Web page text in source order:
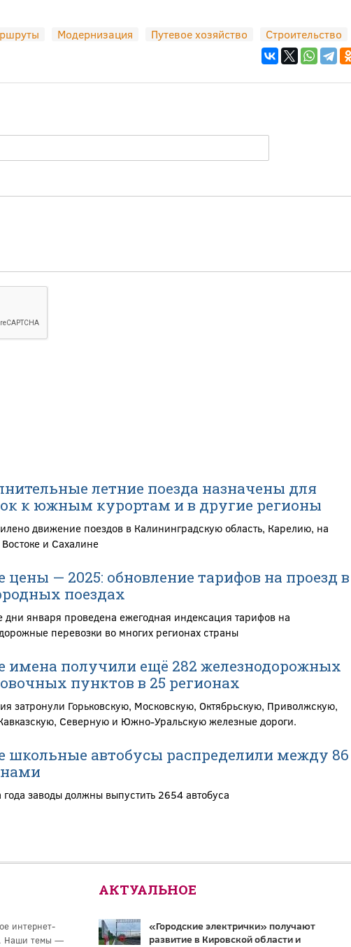
Модернизация Путевое хозяйство Строительство
летние поезда назначены для
к южным курортам и в другие регионы
движение поездов в Калининградскую область, Карелию, на
и Сахалине
цены — 2025: обновление тарифов на проезд в
поездах
дни января проведена ежегодная индексация тарифов на
перевозки во многих регионах страны
имена получили ещё 282 железнодорожных
пунктов в 25 регионах
затронули Горьковскую, Московскую, Октябрьскую, Приволжскую,
Северную и Южно-Уральскую железные дороги.
школьные автобусы распределили между 86
заводы должны выпустить 2654 автобуса
интернет-
Наши темы —
АКТУАЛЬНОЕ
«Городские электрички» получают
развитие в Кировской области и